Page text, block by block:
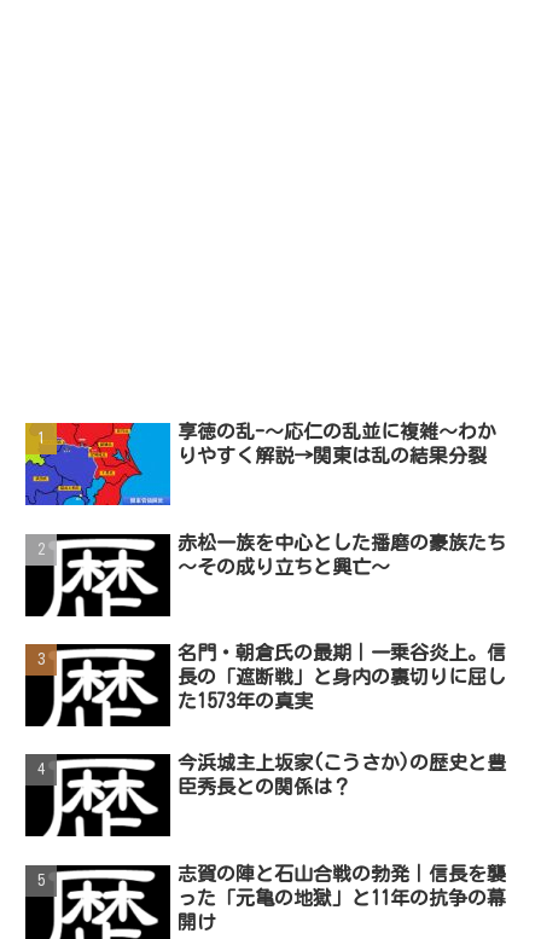
享徳の乱-～応仁の乱並に複雑～わか
りやすく解説→関東は乱の結果分裂
赤松一族を中心とした播磨の豪族たち
〜その成り立ちと興亡〜
名門・朝倉氏の最期｜一乗谷炎上。信
長の「遮断戦」と身内の裏切りに屈し
た1573年の真実
今浜城主上坂家(こうさか)の歴史と豊
臣秀長との関係は？
志賀の陣と石山合戦の勃発｜信長を襲
った「元亀の地獄」と11年の抗争の幕
開け